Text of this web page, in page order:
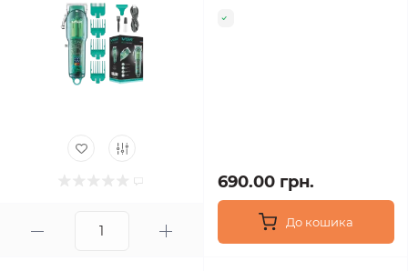
690.00 грн.
До кошика